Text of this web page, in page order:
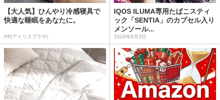
【大人気】ひんやり冷感寝具で
快適な睡眠をあなたに。
PR(アイリスプラザ)
IQOS ILUMA専用たばこスティ
ック「SENTIA」のカプセル入り
メンソール...
2026年8月3日